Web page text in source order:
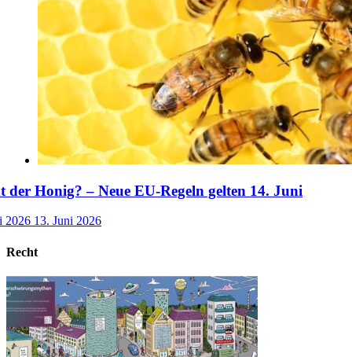
der Honig? – Neue EU-Regeln gelten 14. Juni
2026 13. Juni 2026
Recht